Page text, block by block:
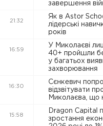
завершення
21:32
Як в Astor
лідерські
років
16:59
У Миколаєві
40+ пройшли
у багатьох
захворювання
16:30
Сєнкевич
відзвітувати
Миколаєва, що
15:58
Dragon Capital
зростання